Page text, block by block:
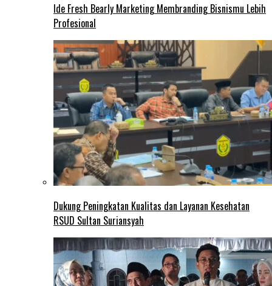
Ide Fresh Bearly Marketing Membranding Bisnismu Lebih
Profesional
Dukung Peningkatan Kualitas dan Layanan Kesehatan
RSUD Sultan Suriansyah